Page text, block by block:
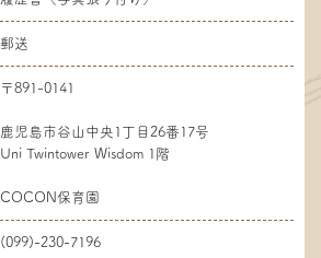
郵送
〒891-0141
鹿児島市谷山中央1丁目26番17号
Uni Twintower Wisdom 1階
COCON保育園
(099)-230-7196